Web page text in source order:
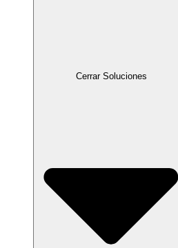
Cerrar Soluciones